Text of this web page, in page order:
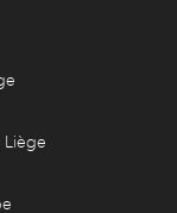
Liège